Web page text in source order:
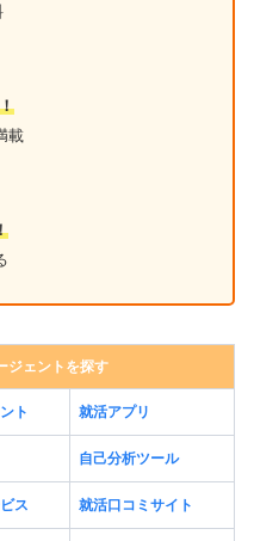
載
ジェントを探す
ト 就活アプリ
自己分析ツール
ス 就活口コミサイト